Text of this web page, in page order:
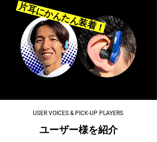
片耳にかんたん装着！
USER VOICES & PICK-UP PLAYERS
ユーザー様を紹介